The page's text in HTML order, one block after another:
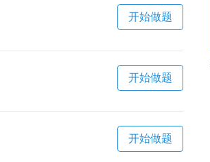
开始做题
开始做题
开始做题